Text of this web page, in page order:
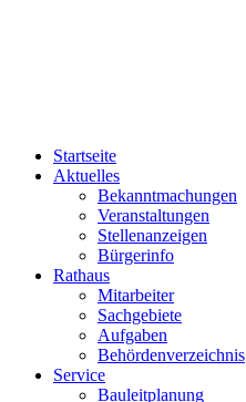
Startseite
Aktuelles
Bekanntmachungen
Veranstaltungen
Stellenanzeigen
Bürgerinfo
Rathaus
Mitarbeiter
Sachgebiete
Aufgaben
Behördenverzeichnis
Service
Bauleitplanung